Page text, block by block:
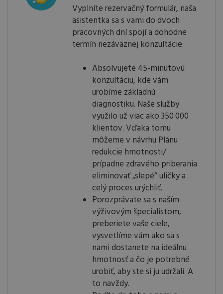
Vyplníte rezervačný formulár, naša
asistentka sa s vami do dvoch
pracovných dní spojí a dohodne
termín nezáväznej konzultácie:
Absolvujete 45-minútovú
konzultáciu, kde vám
urobíme základnú
diagnostiku. Naše služby
využilo už viac ako 350 000
klientov. Vďaka tomu
môžeme v návrhu Plánu
redukcie hmotnosti/
prípadne zdravého priberania
eliminovať „slepé“ uličky a
celý proces urýchliť.
Porozprávate sa s naším
výživovým špecialistom,
preberiete vaše ciele,
vysvetlíme vám ako sa s
nami dostanete na ideálnu
hmotnosť a čo je potrebné
urobiť, aby ste si ju udržali. A
to navždy.